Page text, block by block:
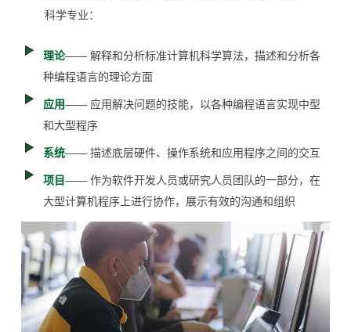
科学专业：
理论—— 解释和分析标准计算机科学算法，描述和分析各
种编程语言的理论方面
应用—— 应用解决问题的技能，以各种编程语言实现中型
和大型程序
系统—— 描述底层硬件、操作系统和应用程序之间的交互
项目—— 作为软件开发人员或研究人员团队的一部分，在
大型计算机程序上进行协作，展示有效的沟通和组织